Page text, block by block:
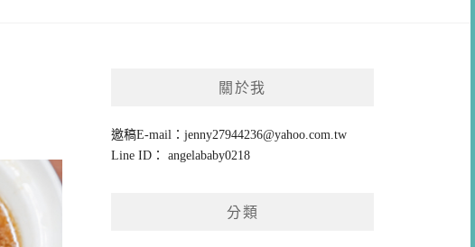
關於我
邀稿E-mail：jenny27944236@yahoo.com.tw
Line ID： angelababy0218
分類